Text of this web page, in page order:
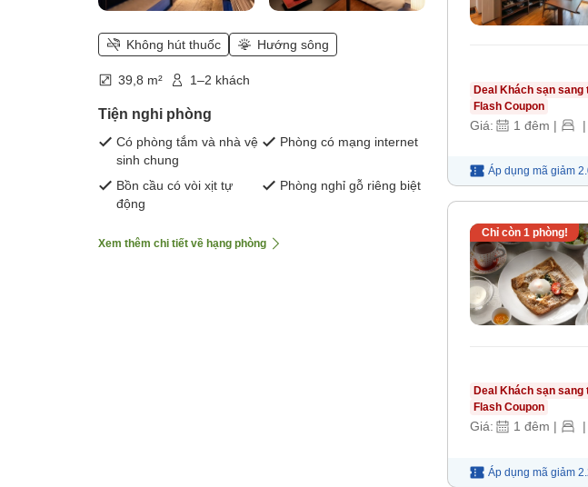
Không hút thuốc Hướng sông
39,8 m² 1–2 khách
Tiện nghi phòng
Có phòng tắm và nhà vệ
sinh chung
Phòng có mạng internet
Bồn cầu có vòi xịt tự
động
Phòng nghỉ gỗ riêng biệt
Xem thêm chi tiết về hạng phòng
Deal Khách sạn sang
Flash Coupon
Giá: 1 đêm | |
Áp dụng mã giảm
Chỉ còn 1phòng!
Deal Khách sạn sang
Flash Coupon
Giá: 1 đêm | |
Áp dụng mã giảm